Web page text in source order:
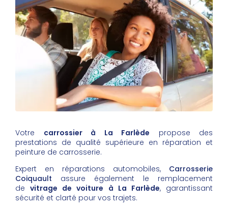
Votre carrossier à La Farlède propose des
prestations de qualité supérieure en réparation et
peinture de carrosserie.
Expert en réparations automobiles, Carrosserie
Coiquault assure également le remplacement
devitrage de voiture à La Farlède, garantissant
sécurité et clarté pour vos trajets.